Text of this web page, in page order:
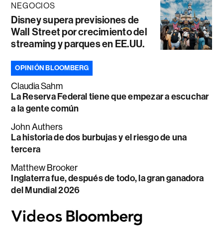
NEGOCIOS
Disney supera previsiones de
Wall Street por crecimiento del
streaming y parques en EE.UU.
OPINIÓN BLOOMBERG
Claudia Sahm
La Reserva Federal tiene que empezar a escuchar
a la gente común
John Authers
La historia de dos burbujas y el riesgo de una
tercera
Matthew Brooker
Inglaterra fue, después de todo, la gran ganadora
del Mundial 2026